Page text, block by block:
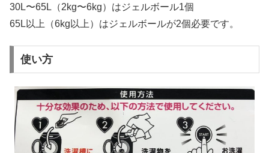
30L〜65L（2kg〜6kg）はジェルボール1個
65L以上（6kg以上）はジェルボールが2個必要です。
使い方